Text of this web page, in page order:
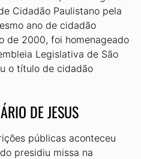
Cidadão Paulistano pela
ano de cidadão
de 2000, foi homenageado
Legislativa de São
o título de cidadão
DE JESUS
públicas aconteceu
presidiu missa na